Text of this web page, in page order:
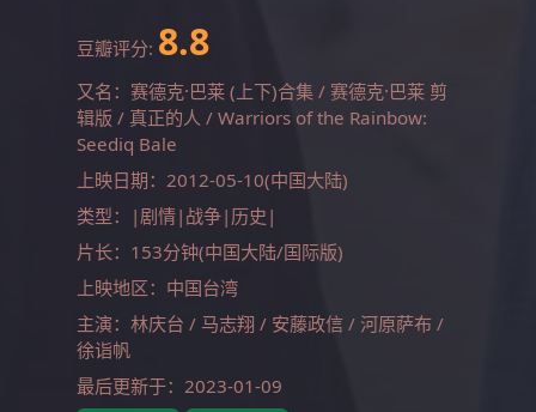
豆瓣评分: 8.8
又名：赛德克·巴莱 (上下)合集 / 赛德克·巴莱 剪
辑版 / 真正的人 / Warriors of the Rainbow:
Seediq Bale
上映日期：2012-05-10(中国大陆)
类型：|剧情|战争|历史|
片长：153分钟(中国大陆/国际版)
上映地区：中国台湾
主演：林庆台 / 马志翔 / 安藤政信 / 河原萨布 /
徐诣帆
最后更新于：2023-01-09